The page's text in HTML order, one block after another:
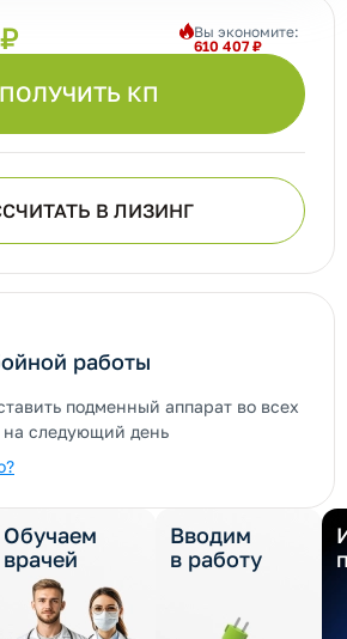
ПОЛУЧИТЬ КП
Вы экономите:
610 407 ₽
В ЛИЗИНГ
работы
подменный аппарат во всех
на следующий день
Обучаем
врачей
Вводим
в работу